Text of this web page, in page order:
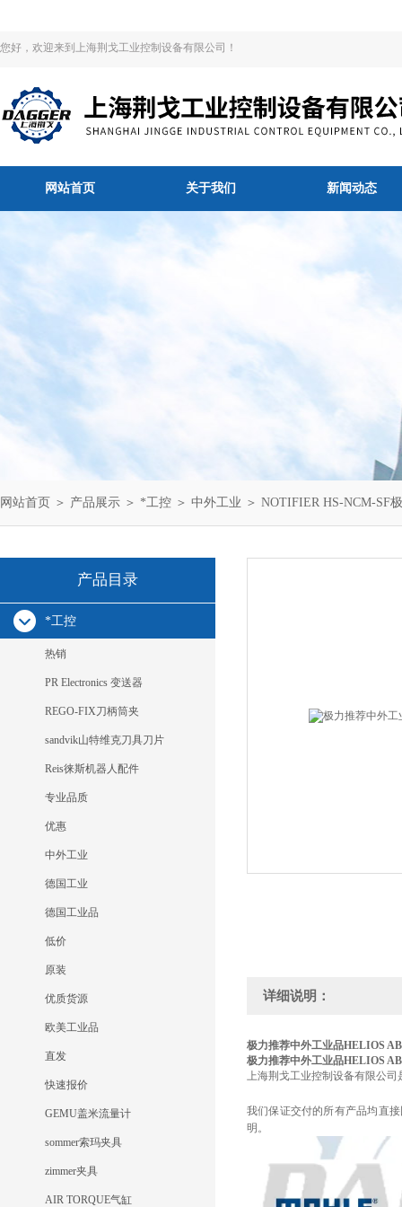
您好，欢迎来到上海荆戈工业控制设备有限公司！
网站首页 关于我们 新闻动态
网站首页 ＞ 产品展示 ＞ *工控 ＞ 中外工业 ＞ NOTIFIER HS-NCM-SF
产品目录
*工控
热销
PR Electronics 变送器
REGO-FIX刀柄筒夹
sandvik山特维克刀具刀片
Reis徕斯机器人配件
专业品质
优惠
中外工业
德国工业
德国工业品
低价
原装
优质货源
欧美工业品
直发
快速报价
GEMU盖米流量计
sommer索玛夹具
zimmer夹具
AIR TORQUE气缸
详细说明：
极力推荐中外工业品HELIOS
极力推荐中外工业品HELIOS
上海荆戈工业控制设备有限公
我们保证交付的所有产品均直
明。